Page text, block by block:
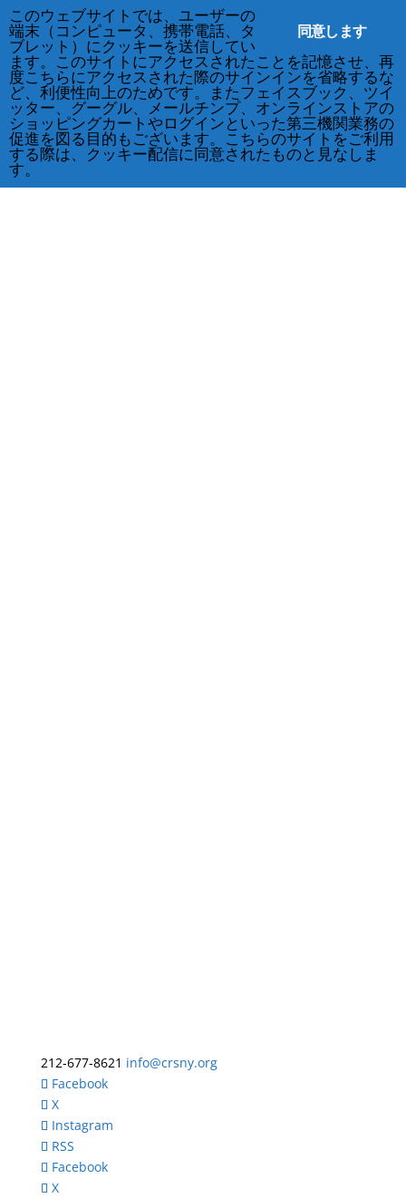
212-677-8621 info@crsny.org
Facebook
X
Instagram
RSS
Facebook
X
同意します
このウェブサイトでは、ユーザーの
端末（コンピュータ、携帯電話、タ
ブレット）にクッキーを送信してい
ます。このサイトにアクセスされたことを記憶させ、再
度こちらにアクセスされた際のサインインを省略するな
ど、利便性向上のためです。またフェイスブック、ツイ
ッター、グーグル、メールチンプ、オンラインストアの
ショッピングカートやログインといった第三機関業務の
促進を図る目的もございます。こちらのサイトをご利用
する際は、クッキー配信に同意されたものと見なしま
す。